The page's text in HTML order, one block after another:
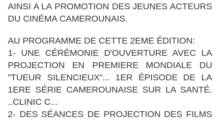
AINSI A LA PROMOTION DES JEUNES ACTEURS
DU CINÉMA CAMEROUNAIS.
AU PROGRAMME DE CETTE 2EME ÉDITION:
1- UNE CÉRÉMONIE D'OUVERTURE AVEC LA
PROJECTION EN PREMIERE MONDIALE DU
"TUEUR SILENCIEUX"... 1ER ÉPISODE DE LA
1ERE SÉRIE CAMEROUNAISE SUR LA SANTÉ.
..CLINIC C...
2- DES SÉANCES DE PROJECTION DES FILMS